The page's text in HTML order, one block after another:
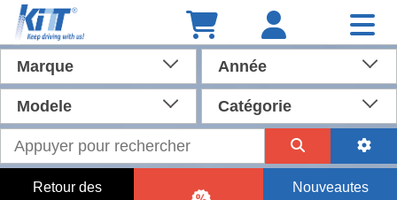
Marque Année
Modele Catégorie
Retour des
Nouveautes